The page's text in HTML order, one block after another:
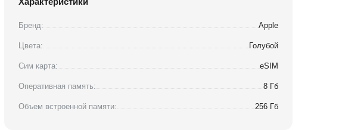
Бренд: Apple
Цвета: Голубой
Сим карта: eSIM
Оперативная память: 8 Гб
Объем встроенной памяти: 256 Гб